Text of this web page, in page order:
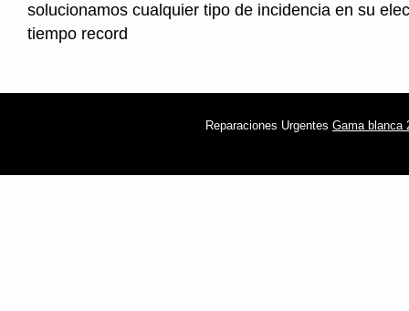
solucionamos cualquier tipo de incidencia en su
tiempo record
Reparaciones Urgentes Gama blanca